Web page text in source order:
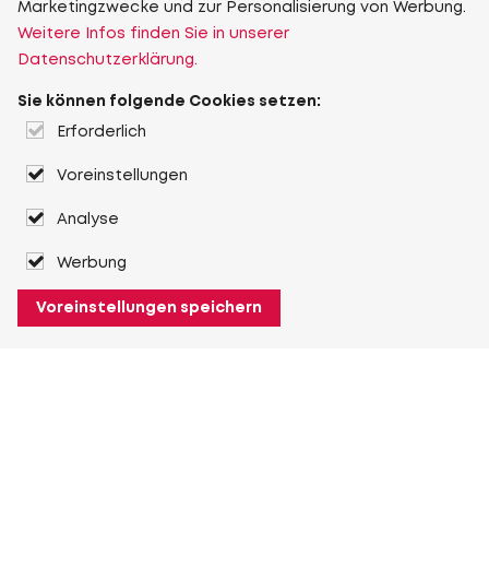
Marketingzwecke und zur Personalisierung von Werbung.
Weitere Infos finden Sie in unserer
Datenschutzerklärung.
Sie können folgende Cookies setzen:
Erforderlich
Voreinstellungen
Analyse
Werbung
Voreinstellungen speichern